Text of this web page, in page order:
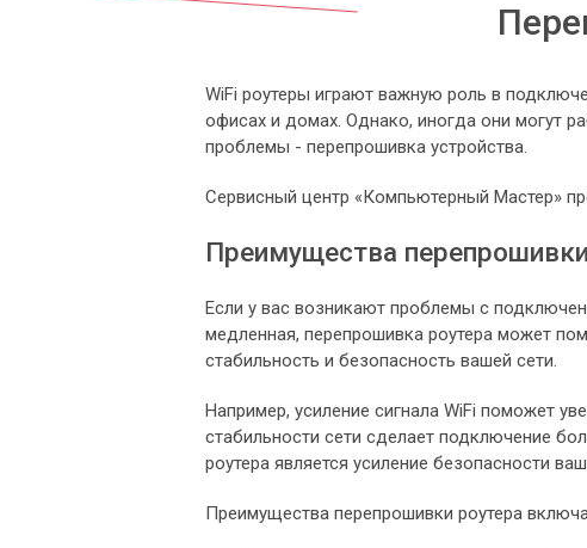
WiFi роутеры играют важную роль в
офисах и домах. Однако, иногда они могут
проблемы - перепрошивка устройства.
Сервисный центр «Компьютерный Мастер»
Преимущества
Если у вас возникают проблемы с
медленная, перепрошивка роутера может
стабильность и безопасность вашей сети.
Например, усиление сигнала WiFi поможет
стабильности сети сделает подключение
роутера является усиление безопасности
Преимущества перепрошивки роутера